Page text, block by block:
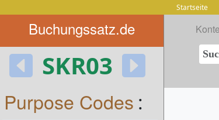
Startseite
Buchungssatz.de
SKR03
Purpose Codes :